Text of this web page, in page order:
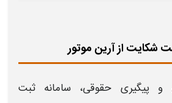
شکایت از آرین موتور
و پیگیری حقوقی، سامانه ثبت